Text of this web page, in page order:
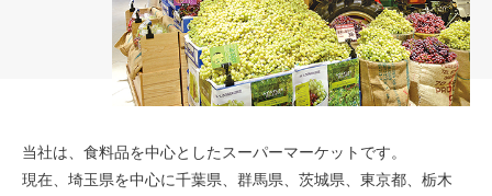
当社は、食料品を中心としたスーパーマーケットです。
現在、埼玉県を中心に千葉県、群馬県、茨城県、東京都、栃木